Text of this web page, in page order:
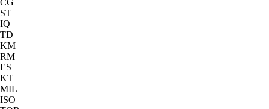
ST
IQ
TD
KM
RM
ES
KT
MIL
ISO